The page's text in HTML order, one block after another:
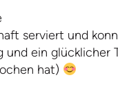
serviert und
und ein glücklicher
hat)